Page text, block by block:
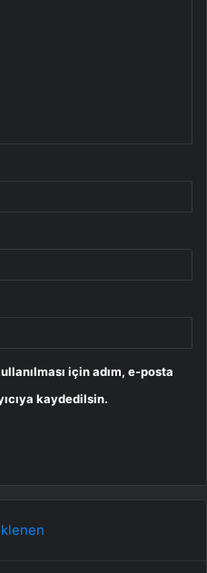
için adım, e-posta
kaydedilsin.